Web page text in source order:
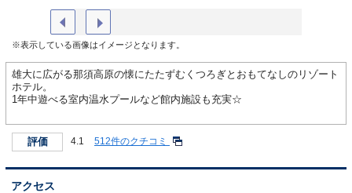
※表示している画像はイメージとなります。
雄大に広がる那須高原の懐にたたずむくつろぎとおもてなしのリゾート
ホテル。
1年中遊べる室内温水プールなど館内施設も充実☆
評価 4.1 512件のクチコミ
アクセス